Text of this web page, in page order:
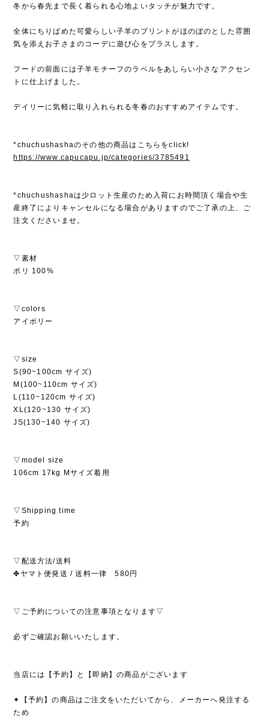
冬から春先まで長く着られる心地よいタッチが魅力です。
全体にちりばめた可愛らしい子羊のプリントがほのぼのとした雰囲
気を添えお子さまのコーデに遊び心をプラスします。
フードの前面には子羊モチーフのラベルをあしらい小さなアクセン
トに仕上げました。
デイリーに気軽に取り入れられる冬春のおすすめアイテムです。
*chuchushashaのその他の商品はこちらをclick!
https://www.capucapu.jp/categories/3785491
*chuchushashaは少ロット生産のため入荷にお時間頂く場合や生
産終了によりキャンセルになる場合がありますのでご了承の上、ご
注文くださいませ。
▽素材
ポリ 100%
▽colors
アイボリー
▽size
S(90~100cm サイズ)
M(100~110cm サイズ)
L(110~120cm サイズ)
XL(120~130 サイズ)
JS(130~140 サイズ)
▽model size
106cm 17kg Mサイズ着用
▽Shipping time
予約
▽配送方法/送料
✤ヤマト便発送 / 送料一律 580円
▽ご予約についての注意事項となります▽
必ずご確認お願いいたします。
当店には【予約】と【即納】の商品がございます
✦【予約】の商品はご注文をいただいてから、メーカーへ発注する
ため